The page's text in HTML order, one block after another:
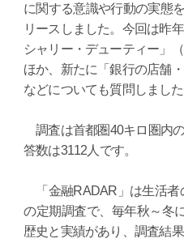
に関する意識や行動の実態
リースしました。今回は昨
シャリー・デューティー」
ほか、新たに「銀行の店舗
などについても質問しました
調査は首都圏40キロ圏内
答数は3112人です。
「金融RADAR」は生活者
の定期調査で、毎年秋～冬
歴史と実績があり、調査結